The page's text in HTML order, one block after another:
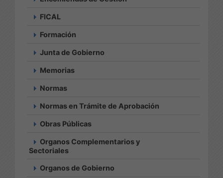
FICAL
Formación
Junta de Gobierno
Memorias
Normas
Normas en Trámite de Aprobación
Obras Públicas
Organos Complementarios y
Sectoriales
Organos de Gobierno